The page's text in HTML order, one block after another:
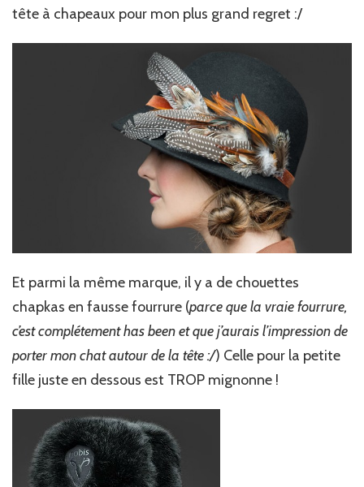
tête à chapeaux pour mon plus grand regret :/
Et parmi la même marque, il y a de chouettes
chapkas en fausse fourrure (parce que la vraie fourrure,
c’est complétement has been et que j’aurais l’impression de
porter mon chat autour de la tête :/) Celle pour la petite
fille juste en dessous est TROP mignonne !